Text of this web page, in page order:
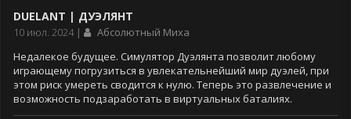
DUELANT | ДУЭЛЯНТ
Дата
10 июл. 2024
Абсолютный Миха
Недалекое будущее. Симулятор Дуэлянта позволит любому
играющему погрузиться в увлекательнейший мир дуэлей, при
этом риск умереть сводится к нулю. Теперь это развлечение и
возможность подзаработать в виртуальных баталиях.